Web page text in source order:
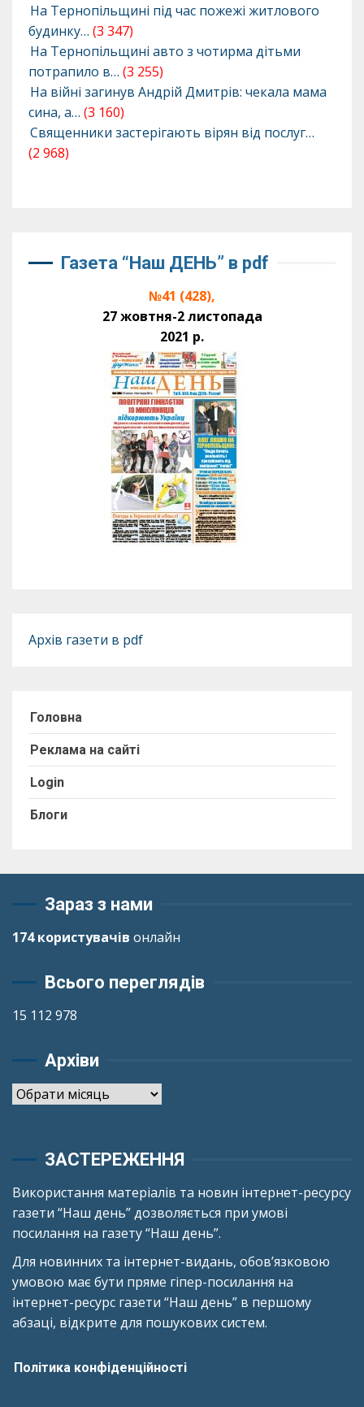
На Тернопільщині під час пожежі житлового
будинку… (3 347)
На Тернопільщині авто з чотирма дітьми
потрапило в… (3 255)
На війні загинув Андрій Дмитрів: чекала мама
сина, а… (3 160)
Священники застерігають вірян від послуг…
(2 968)
Газета “Наш ДЕНЬ” в pdf
№41 (428),
27 жовтня-2 листопада
2021 р.
Архів газети в pdf
Головна
Реклама на сайті
Login
Блоги
Зараз з нами
174 користувачів онлайн
Всього переглядів
15 112 978
Архіви
Архіви
ЗАСТЕРЕЖЕННЯ
Використання матеріалів та новин інтернет-ресурсу
газети “Наш день” дозволяється при умові
посилання на газету “Наш день”.
Для новинних та інтернет-видань, обов’язковою
умовою має бути пряме гіпер-посилання на
інтернет-ресурс газети “Наш день” в першому
абзаці, відкрите для пошукових систем.
Політика конфіденційності